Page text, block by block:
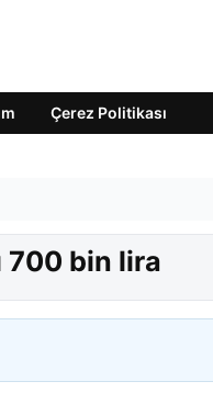
Çerez Politikası
700 bin lira